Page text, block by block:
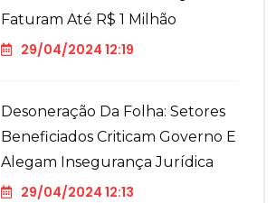
Faturam Até R$ 1 Milhão
29/04/2024 12:19
Desoneração Da Folha: Setores
Beneficiados Criticam Governo E
Alegam Insegurança Jurídica
29/04/2024 12:13